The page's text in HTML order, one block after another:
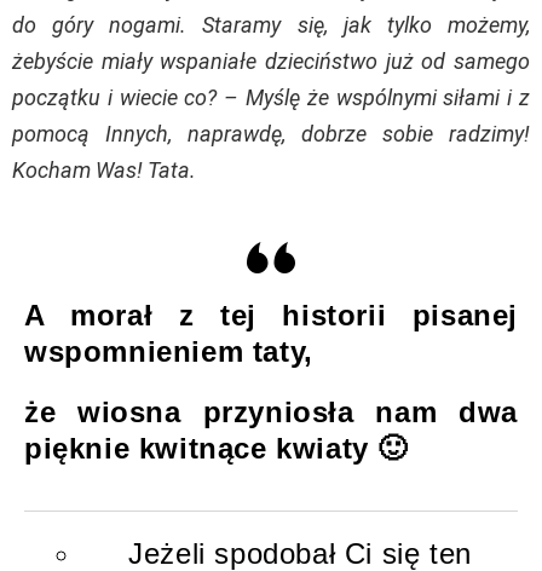
do góry nogami. Staramy się, jak tylko możemy,
żebyście miały wspaniałe dzieciństwo już od samego
początku i wiecie co? – Myślę że wspólnymi siłami i z
pomocą Innych, naprawdę, dobrze sobie radzimy!
Kocham Was! Tata.
A morał z tej historii pisanej
wspomnieniem taty,
że wiosna przyniosła nam dwa
pięknie kwitnące kwiaty 🙂
Jeżeli spodobał Ci się ten